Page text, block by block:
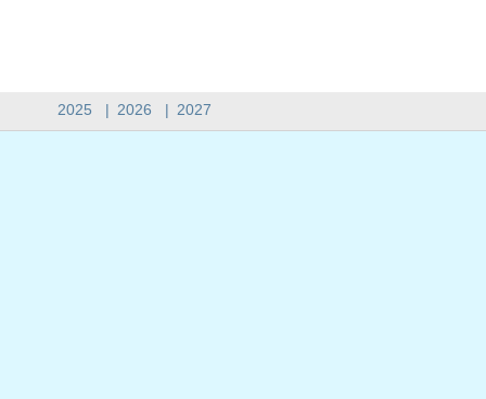
2025 | 2026 | 2027